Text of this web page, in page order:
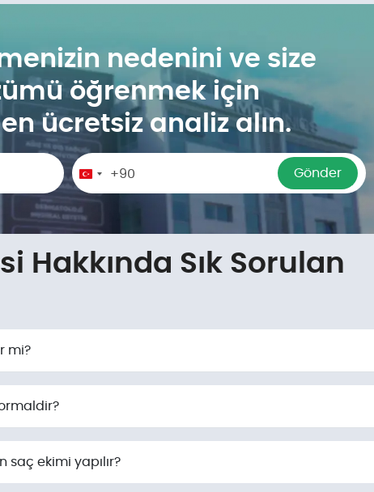
nedenini ve size
öğrenmek için
ücretsiz analiz alın.
Turkey
+90 Gönder
Hakkında Sık Sorulan
mi?
saç ekimi yapılır?